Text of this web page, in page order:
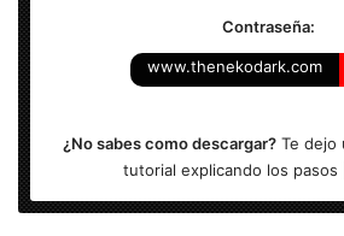
Contraseña:
www.thenekodark.com
¿No sabes como descargar?Te dejo
tutorial explicando los pasos |